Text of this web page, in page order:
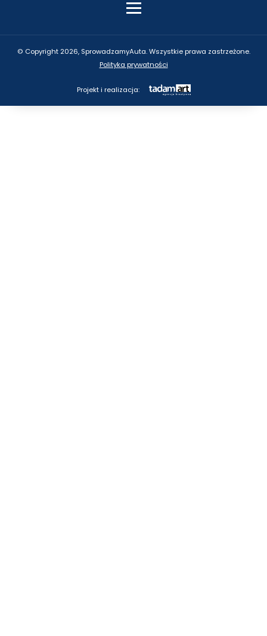
© Copyright 2026, SprowadzamyAuta. Wszystkie prawa zastrzeżone.
Polityka prywatności
Projekt i realizacja: